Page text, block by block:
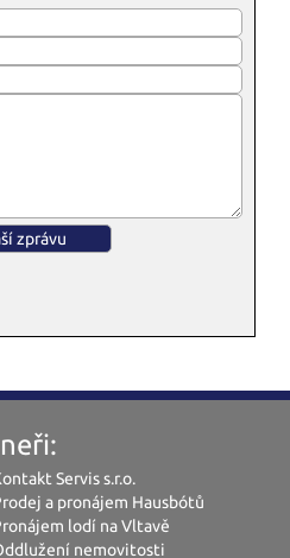
Servis s.r.o.
a pronájem Hausbótů
lodí na Vltavě
nemovitosti